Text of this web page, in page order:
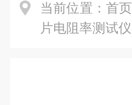
当前位置： 首页
片电阻率测试仪